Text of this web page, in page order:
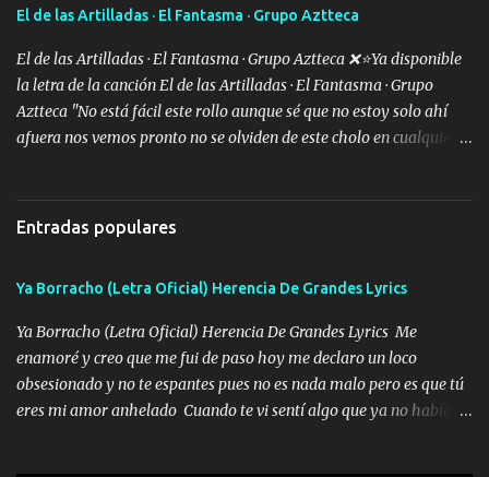
trocas que me cuidan puro soldado su'icida no les tiembla pa tirar
A veces allá en la Perla si no me ve en la Sierra me muevo de aquí
pa a...
El de las Artilladas · El Fantasma · Grupo Aztteca
El de las Artilladas · El Fantasma · Grupo Aztteca ❌⭐Ya disponible
la letra de la canción El de las Artilladas · El Fantasma · Grupo
Aztteca "No está fácil este rollo aunque sé que no estoy solo ahí
afuera nos vemos pronto no se olviden de este cholo en cualquier
equipo quedó afuera" Letra original de www.elnorteduro.com
"Bien al tiro la plebada siempre listos pa la gu'erra y a mi
como soy" "El jefe ondeado buena escuela nos dejó y firmes
compadre avestruz hay le va un saludon que sigan las artilladas
en acción" Música "No hace falta ni mi apodo porque ya saben qué
rollo se escuchaba este loco les iba a durar muy poco cuando
menos la pensaron le volamos todo el coco" Letra original de
www.elnorteduro.com "Mi familia es lo primero mis hijos cua...
Entradas populares
Ya Borracho (Letra Oficial) Herencia De Grandes Lyrics
Ya Borracho (Letra Oficial) Herencia De Grandes Lyrics Me
enamoré y creo que me fui de paso hoy me declaro un loco
obsesionado y no te espantes pues no es nada malo pero es que tú
eres mi amor anhelado Cuando te vi sentí algo que ya no había